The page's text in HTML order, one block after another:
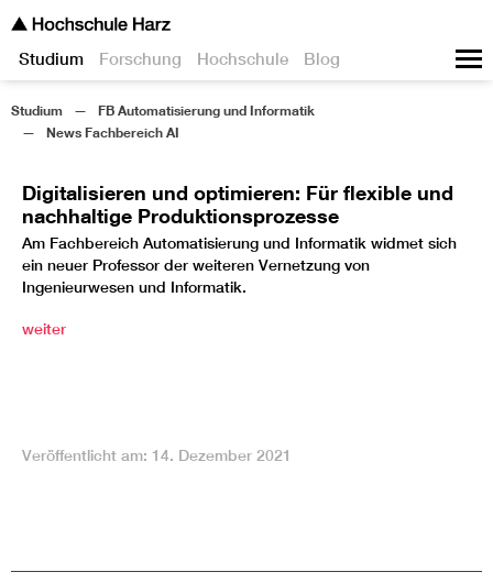
Studium Forschung Hochschule Blog
Studium
FB Automatisierung und Informatik
News Fachbereich AI
Digitalisieren und optimieren: Für flexible und
nachhaltige Produktionsprozesse
Am Fachbereich Automatisierung und Informatik widmet sich
ein neuer Professor der weiteren Vernetzung von
Ingenieurwesen und Informatik.
weiter
Veröffentlicht am: 14. Dezember 2021